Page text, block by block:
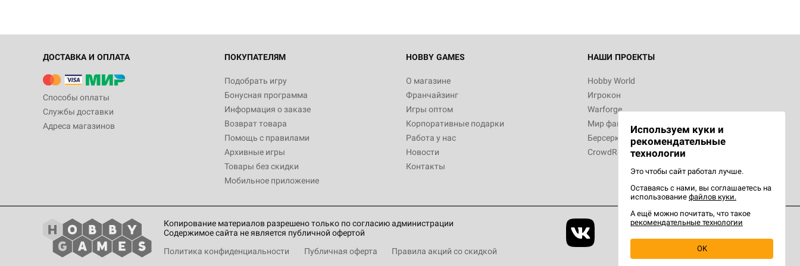
ДОСТАВКА И ОПЛАТА
Способы оплаты
Службы доставки
Адреса магазинов
ПОКУПАТЕЛЯМ
Подобрать игру
Бонусная программа
Информация о заказе
Возврат товара
Помощь с правилами
Архивные игры
Товары без скидки
Мобильное приложение
HOBBY GAMES
О магазине
Франчайзинг
Игры оптом
Корпоративные подарки
Работа у нас
Новости
Контакты
НАШИ ПРОЕКТЫ
Hobby World
Игрокон
Warforge
Мир фантастики
Берсерк
CrowdRepublic
Копирование материалов разрешено только по согласию администрации
Содержимое сайта не является публичной офертой
Политика конфиденциальности
Публичная оферта Правила акций со скидкой
Используем куки и
рекомендательные
технологии
Это чтобы сайт работал лучше.
Оставаясь с нами, вы соглашаетесь на
использование файлов куки.
А ещё можно почитать, что такое
рекомендательные технологии
OK